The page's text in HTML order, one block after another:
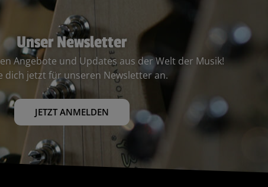
Unser Newsletter
Angebote und Updates aus der Welt der Musik!
dich jetzt für unseren Newsletter an.
JETZT ANMELDEN